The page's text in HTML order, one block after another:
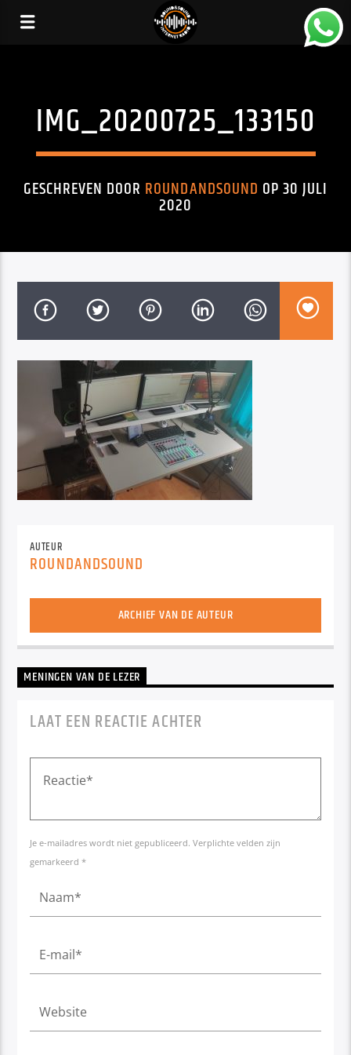
IMG_20200725_133150
GESCHREVEN DOOR ROUNDANDSOUND OP 30 JULI
2020
AUTEUR
ROUNDANDSOUND
ARCHIEF VAN DE AUTEUR
MENINGEN VAN DE LEZER
LAAT EEN REACTIE ACHTER
Je e-mailadres wordt niet gepubliceerd. Verplichte velden zijn
gemarkeerd *